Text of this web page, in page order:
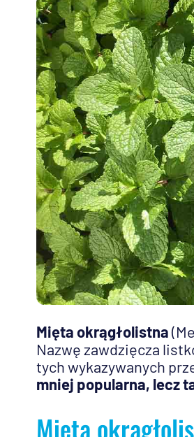
Mięta okrągłolistna
Nazwę zawdzięcza
tych wykazywanych
mniej popularna, lecz
Mięta